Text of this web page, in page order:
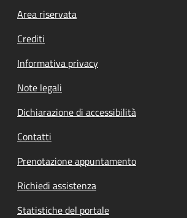
Footer menu
Area riservata
Crediti
Informativa privacy
Note legali
Dichiarazione di accessibilità
Contatti
Prenotazione appuntamento
Richiedi assistenza
Statistiche del portale